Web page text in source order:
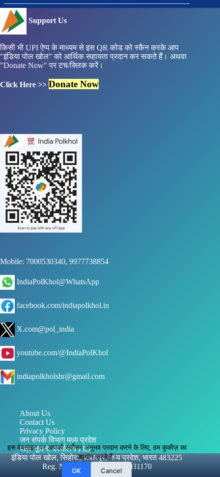
इस वेबसाइट पर आपको सर्वोत्तम अनुभव प्रदान करने के लिए, हम कुकीज़ का
उपयोग करते हैं।
OK Cancel
Support Us
किसी भी UPI ऐप्प के माध्यम से इस QR कोड को स्कैन करके आप
"इंडिया पोल खोल" को आर्थिक सहायता प्रदान कर सकते हैं। अथवा
"Donate Now" पर टच/क्लिक करें।
Click Here >> Donate Now
Mobile: 7000530340, 9977738854
IndiaPolKhol@WhatsApp
facebook.com/indiapolkhol.in
X.com@pol_india
youtube.com/@IndiaPolKhol
indiapolkholshr@gmail.com
About Us
Contact Us
Privacy Policy
जन संपर्क विभाग मध्य प्रदेश
पत्र सूचना कार्यालय PIB
इंडिया पोल खोल, सिहोरा, जबलपुर, मध्य प्रदेश, भारत 483225
Reg. No.: UAM - MP24D0031170